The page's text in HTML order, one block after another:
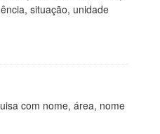
situação, unidade
com nome, área, nome